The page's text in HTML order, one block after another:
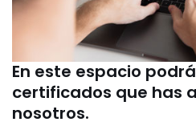
En este espacio
certificados que has
nosotros.